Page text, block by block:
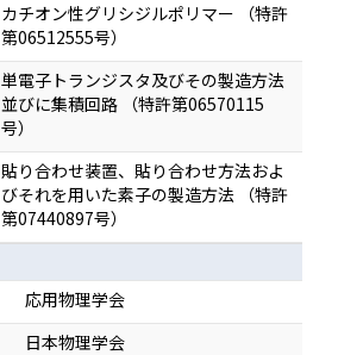
カチオン性グリシジルポリマー （特許
第06512555号）
単電子トランジスタ及びその製造方法
並びに集積回路 （特許第06570115
号）
貼り合わせ装置、貼り合わせ方法およ
びそれを用いた素子の製造方法 （特許
第07440897号）
応用物理学会
日本物理学会